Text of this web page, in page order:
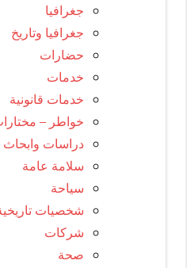
جغرافيا
جغرافيا وتاريخ
حضارات
خدمات
خدمات قانونية
خواطر –
دراسات وابحاث
سلامة عامة
سياحة
شخصيات
شركات
صحة